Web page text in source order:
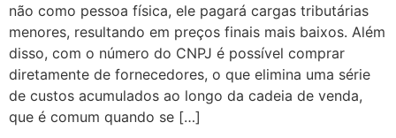
não como pessoa física, ele pagará cargas tributárias
menores, resultando em preços finais mais baixos. Além
disso, com o número do CNPJ é possível comprar
diretamente de fornecedores, o que elimina uma série
de custos acumulados ao longo da cadeia de venda,
que é comum quando se […]